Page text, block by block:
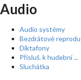
Audio
Audio systémy
Bezdrátové reprodu
Diktafony
Přísluš. k hudební ...
Sluchátka